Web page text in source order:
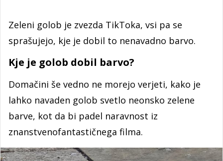
Zeleni golob je zvezda TikToka, vsi pa se
sprašujejo, kje je dobil to nenavadno barvo.
Kje je golob dobil barvo?
Domačini še vedno ne morejo verjeti, kako je
lahko navaden golob svetlo neonsko zelene
barve, kot da bi padel naravnost iz
znanstvenofantastičnega filma.